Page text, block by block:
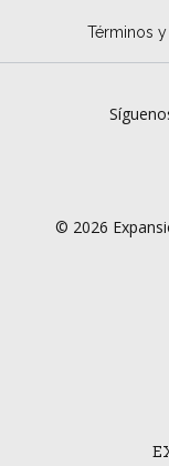
Términos
© 2026